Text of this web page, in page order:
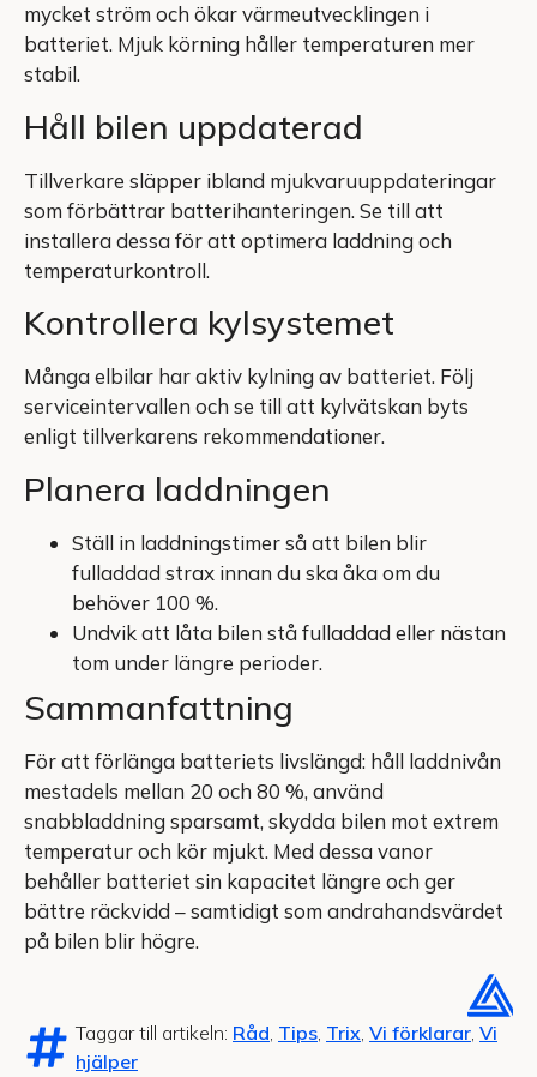
mycket ström och ökar värmeutvecklingen i
batteriet. Mjuk körning håller temperaturen mer
stabil.
Håll bilen uppdaterad
Tillverkare släpper ibland mjukvaruuppdateringar
som förbättrar batterihanteringen. Se till att
installera dessa för att optimera laddning och
temperaturkontroll.
Kontrollera kylsystemet
Många elbilar har aktiv kylning av batteriet. Följ
serviceintervallen och se till att kylvätskan byts
enligt tillverkarens rekommendationer.
Planera laddningen
Ställ in laddningstimer så att bilen blir
fulladdad strax innan du ska åka om du
behöver 100 %.
Undvik att låta bilen stå fulladdad eller nästan
tom under längre perioder.
Sammanfattning
För att förlänga batteriets livslängd: håll laddnivån
mestadels mellan 20 och 80 %, använd
snabbladdning sparsamt, skydda bilen mot extrem
temperatur och kör mjukt. Med dessa vanor
behåller batteriet sin kapacitet längre och ger
bättre räckvidd – samtidigt som andrahandsvärdet
på bilen blir högre.
Taggar till artikeln: Råd Tips Trix Vi förklarar Vi
hjälper